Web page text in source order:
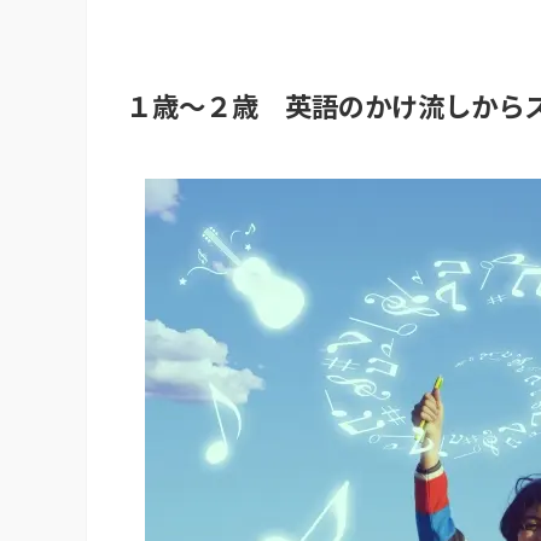
１歳～２歳 英語のかけ流しから